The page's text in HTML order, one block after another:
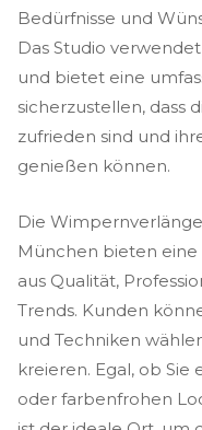
Bedürfnisse und
Das Studio
und bietet eine
sicherzustellen, dass
zufrieden sind und
genießen können.
Die
München bieten
aus Qualität,
Trends. Kunden
und Techniken
kreieren. Egal, ob
oder farbenfrohen